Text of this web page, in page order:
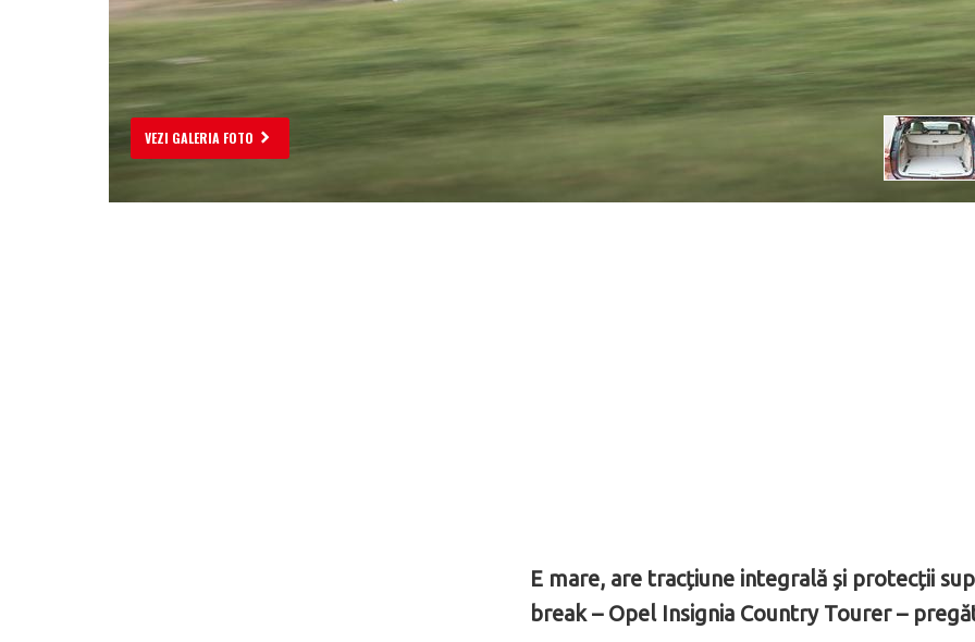
VEZI GALERIA FOTO
E mare, are tracțiune integrală și protecții
break – Opel Insignia Country Tourer –